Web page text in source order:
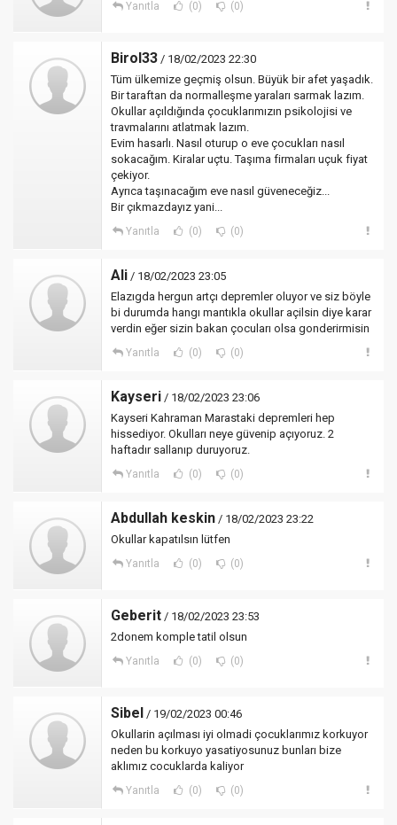
Yanıtla (0) (0)
Birol33 / 18/02/2023 22:30
Tüm ülkemize geçmiş olsun. Büyük bir afet yaşadık.
Bir taraftan da normalleşme yaraları sarmak lazım.
Okullar açıldığında çocuklarımızın psikolojisi ve
travmalarını atlatmak lazım.
Evim hasarlı. Nasıl oturup o eve çocukları nasıl
sokacağım. Kiralar uçtu. Taşıma firmaları uçuk fiyat
çekiyor.
Ayrıca taşınacağım eve nasıl güveneceğiz...
Bir çıkmazdayız yani...
Yanıtla (0) (0)
Ali / 18/02/2023 23:05
Elazıgda hergun artçı depremler oluyor ve siz böyle
bi durumda hangı mantıkla okullar açilsin diye karar
verdin eğer sizin bakan çocuları olsa gonderirmisin
Yanıtla (0) (0)
Kayseri / 18/02/2023 23:06
Kayseri Kahraman Marastaki depremleri hep
hissediyor. Okulları neye güvenip açıyoruz. 2
haftadır sallanıp duruyoruz.
Yanıtla (0) (0)
Abdullah keskin / 18/02/2023 23:22
Okullar kapatılsın lütfen
Yanıtla (0) (0)
Geberit / 18/02/2023 23:53
2donem komple tatil olsun
Yanıtla (0) (0)
Sibel / 19/02/2023 00:46
Okullarin açılması iyi olmadi çocuklarımız korkuyor
neden bu korkuyo yasatiyosunuz bunları bize
aklımız cocuklarda kaliyor
Yanıtla (0) (0)